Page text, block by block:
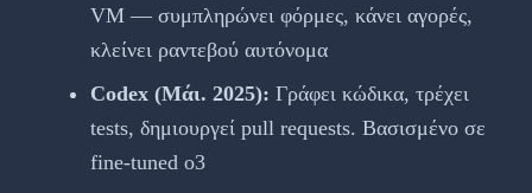
VM — συμπληρώνει φόρμες, κάνει αγορές,
κλείνει ραντεβού αυτόνομα
Codex (Μάι. 2025): Γράφει κώδικα, τρέχει
tests, δημιουργεί pull requests. Βασισμένο σε
fine-tuned o3